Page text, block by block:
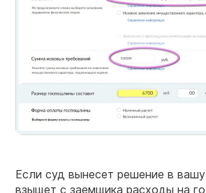
Если суд вынесет решение в
взыщет с заемщика расходы на